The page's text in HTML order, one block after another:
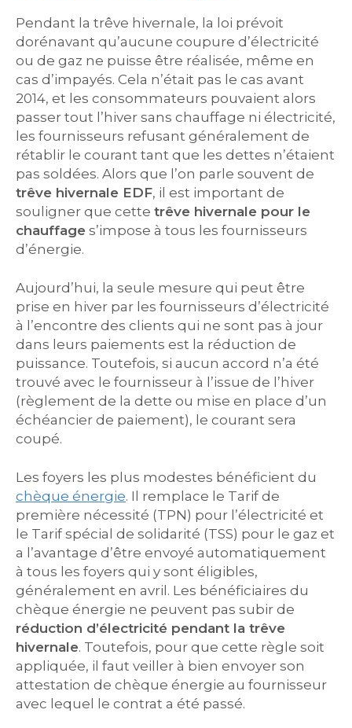
Pendant la trêve hivernale, la loi prévoit
dorénavant qu’aucune coupure d’électricité
ou de gaz ne puisse être réalisée, même en
cas d’impayés. Cela n’était pas le cas avant
2014, et les consommateurs pouvaient alors
passer tout l’hiver sans chauffage ni électricité,
les fournisseurs refusant généralement de
rétablir le courant tant que les dettes n’étaient
pas soldées. Alors que l’on parle souvent de
trêve hivernale EDF, il est important de
souligner que cette trêve hivernale pour le
chauffage s’impose à tous les fournisseurs
d’énergie.
Aujourd’hui, la seule mesure qui peut être
prise en hiver par les fournisseurs d’électricité
à l’encontre des clients qui ne sont pas à jour
dans leurs paiements est la réduction de
puissance. Toutefois, si aucun accord n’a été
trouvé avec le fournisseur à l’issue de l’hiver
(règlement de la dette ou mise en place d’un
échéancier de paiement), le courant sera
coupé.
Les foyers les plus modestes bénéficient du
chèque énergie. Il remplace le Tarif de
première nécessité (TPN) pour l’électricité et
le Tarif spécial de solidarité (TSS) pour le gaz et
a l’avantage d’être envoyé automatiquement
à tous les foyers qui y sont éligibles,
généralement en avril. Les bénéficiaires du
chèque énergie ne peuvent pas subir de
réduction d’électricité pendant la trêve
hivernale. Toutefois, pour que cette règle soit
appliquée, il faut veiller à bien envoyer son
attestation de chèque énergie au fournisseur
avec lequel le contrat a été passé.